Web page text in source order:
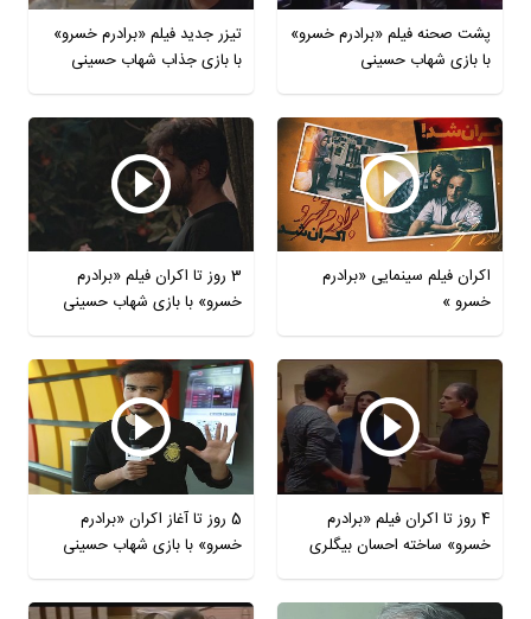
پشت صحنه فیلم «برادرم خسرو»
با بازی شهاب حسینی
تیزر جدید فیلم «برادرم خسرو»
با بازی جذاب شهاب حسینی
اکران فیلم سینمایی «برادرم
خسرو »
3 روز تا اکران فیلم «برادرم
خسرو» با بازی شهاب حسینی
4 روز تا اکران فیلم «برادرم
خسرو» ساخته احسان بیگلری
5 روز تا آغاز اکران «برادرم
خسرو» با بازی شهاب حسینی